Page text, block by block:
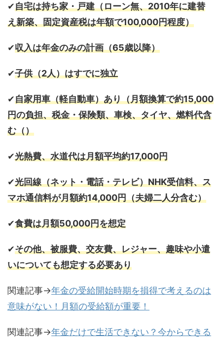
✔︎自宅は持ち家・戸建（ローン無、2010年に建替
え新築、固定資産税は年額で100,000円程度）
✔︎収入は年金のみの計画（65歳以降）
✔︎子供（2人）はすでに独立
✔︎自家用車（軽自動車）あり（月額換算で約15,000
円の負担、税金・保険類、車検、タイヤ、燃料代含
む（）
✔︎光熱費、水道代は月額平均約17,000円
✔︎光回線（ネット・電話・テレビ）NHK受信料、ス
マホ通信料が月額約14,000円（夫婦二人分含む）
✔︎食費は月額50,000円を想定
✔︎その他、被服費、交友費、レジャー、趣味や小遣
いについても想定する必要あり
関連記事→年金の受給開始時期を損得で考えるのは
意味がない！月額の受給額が重要！
関連記事→年金だけで生活できない？今からできる